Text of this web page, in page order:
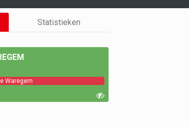
Statistieken
Waregem